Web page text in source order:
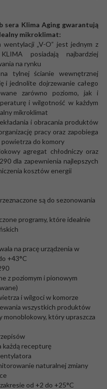
sera Klima Aging gwarantują
mikroklimat:
„V-O” jest jednym z
posiadają najbardziej
na rynku
tylnej ścianie wewnętrznej
i jednolite dojrzewanie całego
zarówno poziomo, jak i
i wilgotność w każdym
mikroklimat
i obracania produktów
pracy oraz zapobiega
do komory
agregat chłodniczy oraz
dla zapewnienia najlepszych
kosztów energii
są do sezonowania
programy, które idealnie
na pracę urządzenia w
+43°C
z poziomym i pionowym
i wilgoci w komorze
wszystkich produktów
który upraszcza
każdą recepturę
naturalnej zmiany
od +2 do +25°C